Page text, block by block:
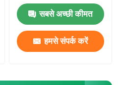
सबसे अच्छी कीमत
हमसे संपर्क करें